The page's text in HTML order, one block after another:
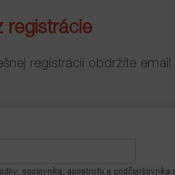
registrácie
registrácií obdržíte